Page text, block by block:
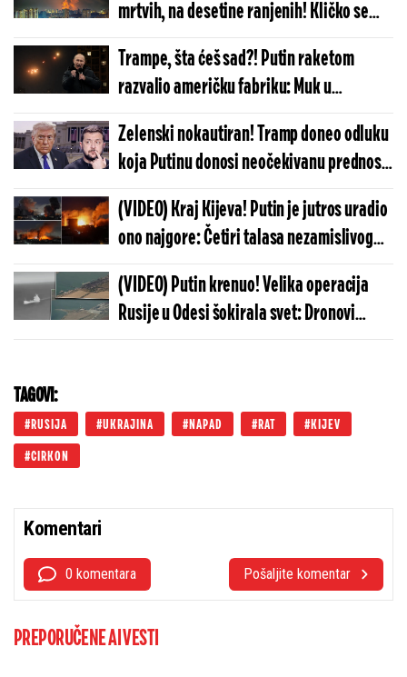
mrtvih, na desetine ranjenih! Kličko se
hitno obratio (FOTO/VIDEO)
Trampe, šta ćeš sad?! Putin raketom
razvalio američku fabriku: Muk u
Vašingtonu, Rusija jednim potezom
paralisala sve
Zelenski nokautiran! Tramp doneo odluku
koja Putinu donosi neočekivanu prednost:
U Kijevu muk, dolaze najgora vremena
(VIDEO) Kraj Kijeva! Putin je jutros uradio
ono najgore: Četiri talasa nezamislivog
pakla se obrušila na grad - stižu prvi
snimci užasa
(VIDEO) Putin krenuo! Velika operacija
Rusije u Odesi šokirala svet: Dronovi
snimili trenutke pravog užasa
TAGOVI:
RUSIJA UKRAJINA NAPAD RAT KIJEV
CIRKON
Komentari
0 komentara Pošaljite komentar
PREPORUČENE AI VESTI